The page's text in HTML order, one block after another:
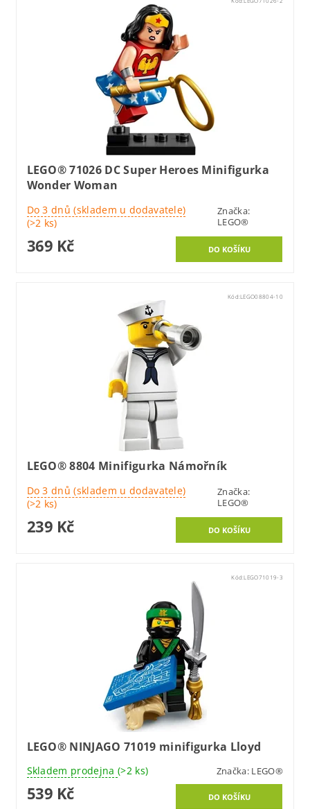
LEGO® 71026 DC Super Heroes Minifigurka
Wonder Woman
Do 3 dnů (skladem u dodavatele)
(>2 ks)
Značka:
LEGO®
369 Kč
Kód:LEGO08804-10
LEGO® 8804 Minifigurka Námořník
Do 3 dnů (skladem u dodavatele)
(>2 ks)
Značka:
LEGO®
239 Kč
Kód:LEGO71019-3
LEGO® NINJAGO 71019 minifigurka Lloyd
Skladem prodejna (>2 ks) Značka: LEGO®
539 Kč